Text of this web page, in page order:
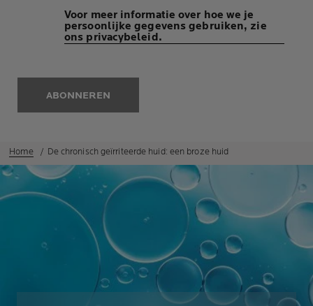
Voor meer informatie over hoe we je
persoonlijke gegevens gebruiken, zie
ons privacybeleid.
ABONNEREN
Home De chronisch geïrriteerde huid: een broze huid